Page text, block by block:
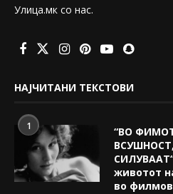
Улица.мк со нас.
НАЈЧИТАНИ ТЕКСТОВИ
1
“ВО
животот
во